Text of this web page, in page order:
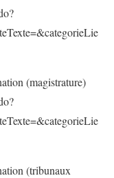
(magistrature)
(tribunaux